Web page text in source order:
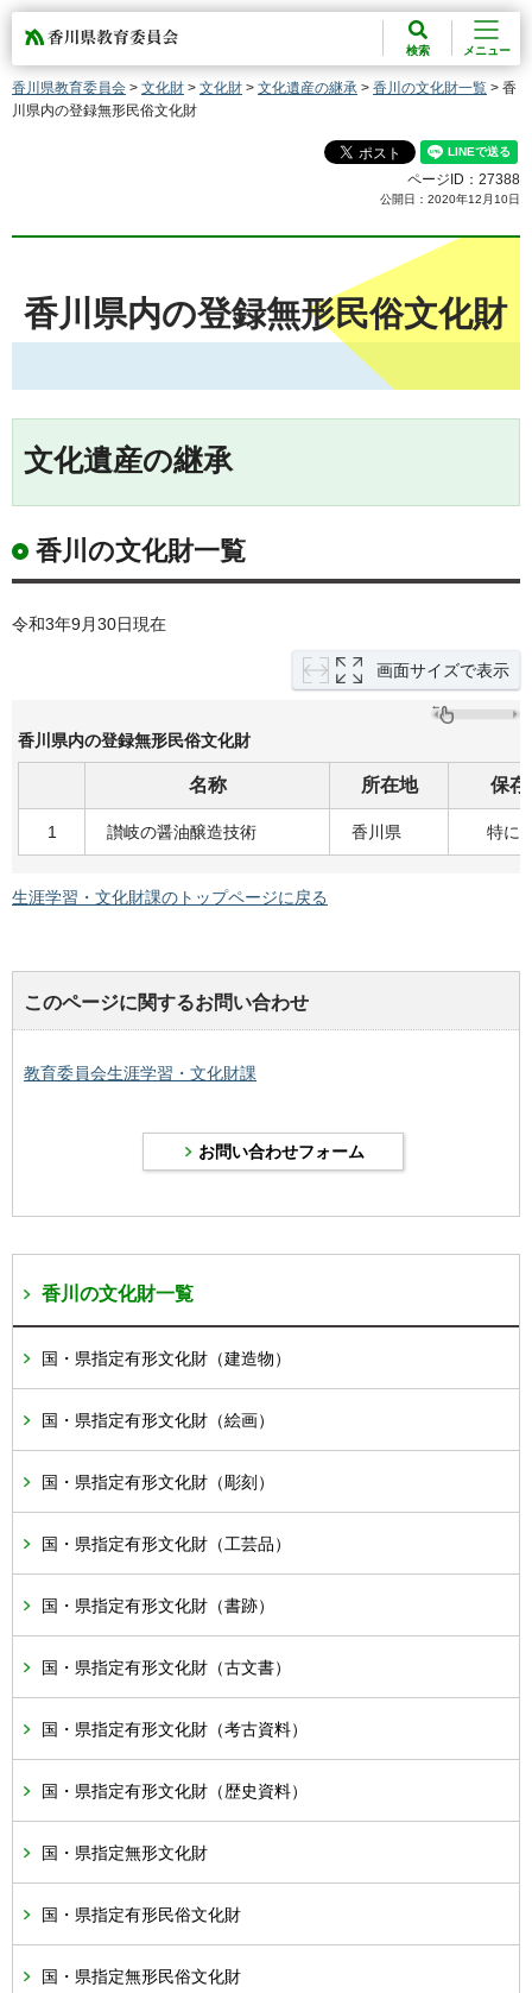
香川県教育委員会
検索 メニュー
香川県教育委員会 > 文化財 > 文化財 > 文化遺産の継承 > 香川の文化財一覧 > 香
川県内の登録無形民俗文化財
ページID：27388
公開日：2020年12月10日
香川県内の登録無形民俗文化財
文化遺産の継承
香川の文化財一覧
令和3年9月30日現在
画面サイズで表示
香川県内の登録無形民俗文化財
名称 所在地 保
1 讃岐の醤油醸造技術 香川県 特に
生涯学習・文化財課のトップページに戻る
このページに関するお問い合わせ
教育委員会生涯学習・文化財課
香川の文化財一覧
国・県指定有形文化財（建造物）
国・県指定有形文化財（絵画）
国・県指定有形文化財（彫刻）
国・県指定有形文化財（工芸品）
国・県指定有形文化財（書跡）
国・県指定有形文化財（古文書）
国・県指定有形文化財（考古資料）
国・県指定有形文化財（歴史資料）
国・県指定無形文化財
国・県指定有形民俗文化財
国・県指定無形民俗文化財